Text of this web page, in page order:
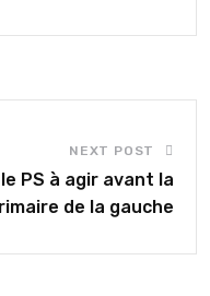
NEXT POST
PS à agir avant la
de la gauche